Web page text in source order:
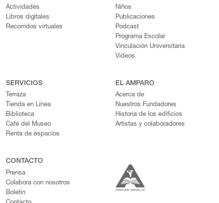
Actividades
Libros digitales
Recorridos virtuales
Niños
Publicaciones
Podcast
Programa Escolar
Vinculación Universitaria
Videos
SERVICIOS
Terraza
Tienda en Línea
Biblioteca
Café del Museo
Renta de espacios
EL AMPARO
Acerca de
Nuestros Fundadores
Historia de los edificios
Artistas y colaboradores
CONTACTO
Prensa
Colabora con nosotros
Boletín